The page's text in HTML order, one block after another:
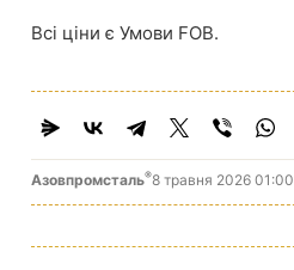
Всі ціни є Умови FOB.
Азовпромсталь®8 травня 2026 01:00